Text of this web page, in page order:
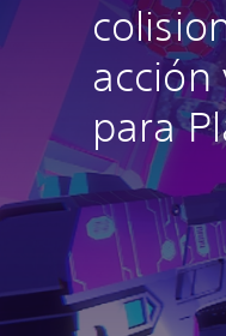
acción
para